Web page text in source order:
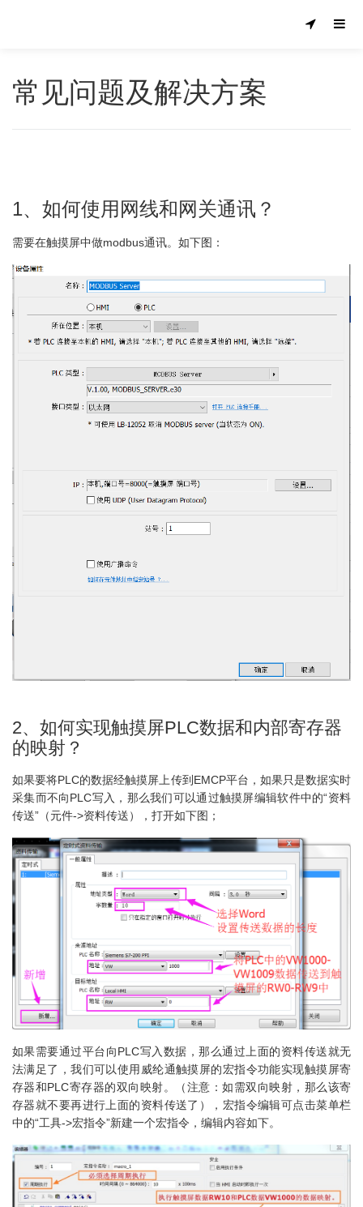
常见问题及解决方案
1、如何使用网线和网关通讯？
需要在触摸屏中做modbus通讯。如下图：
2、如何实现触摸屏PLC数据和内部寄存器
的映射？
如果要将PLC的数据经触摸屏上传到EMCP平台，如果只是数据实时
采集而不向PLC写入，那么我们可以通过触摸屏编辑软件中的“资料
传送”（元件->资料传送），打开如下图；
如果需要通过平台向PLC写入数据，那么通过上面的资料传送就无
法满足了，我们可以使用威纶通触摸屏的宏指令功能实现触摸屏寄
存器和PLC寄存器的双向映射。（注意：如需双向映射，那么该寄
存器就不要再进行上面的资料传送了），宏指令编辑可点击菜单栏
中的“工具->宏指令”新建一个宏指令，编辑内容如下。